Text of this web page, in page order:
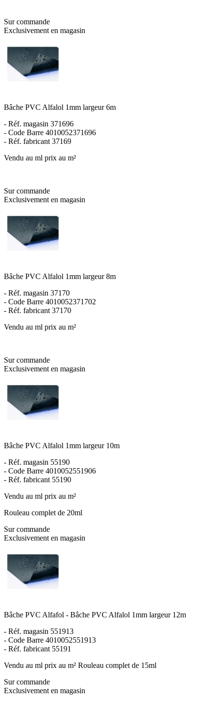
Sur commande
Exclusivement en magasin
Bâche PVC Alfalol 1mm largeur 6m
- Réf. magasin 371696
- Code Barre 4010052371696
- Réf. fabricant 37169
Vendu au ml prix au m²
Sur commande
Exclusivement en magasin
Bâche PVC Alfalol 1mm largeur 8m
- Réf. magasin 37170
- Code Barre 4010052371702
- Réf. fabricant 37170
Vendu au ml prix au m²
Sur commande
Exclusivement en magasin
Bâche PVC Alfalol 1mm largeur 10m
- Réf. magasin 55190
- Code Barre 4010052551906
- Réf. fabricant 55190
Vendu au ml prix au m²
Rouleau complet de 20ml
Sur commande
Exclusivement en magasin
Bâche PVC Alfafol - Bâche PVC Alfalol 1mm largeur 12m
- Réf. magasin 551913
- Code Barre 4010052551913
- Réf. fabricant 55191
Vendu au ml prix au m² Rouleau complet de 15ml
Sur commande
Exclusivement en magasin